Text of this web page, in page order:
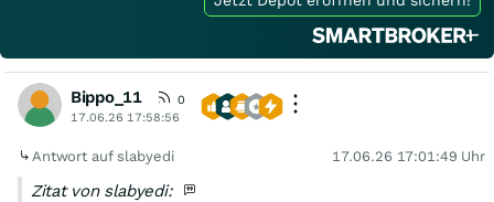
Bippo_11
0
17.06.26 17:58:56
Antwort auf slabyedi 17.06.26 17:01:49 Uhr
Zitat von slabyedi: